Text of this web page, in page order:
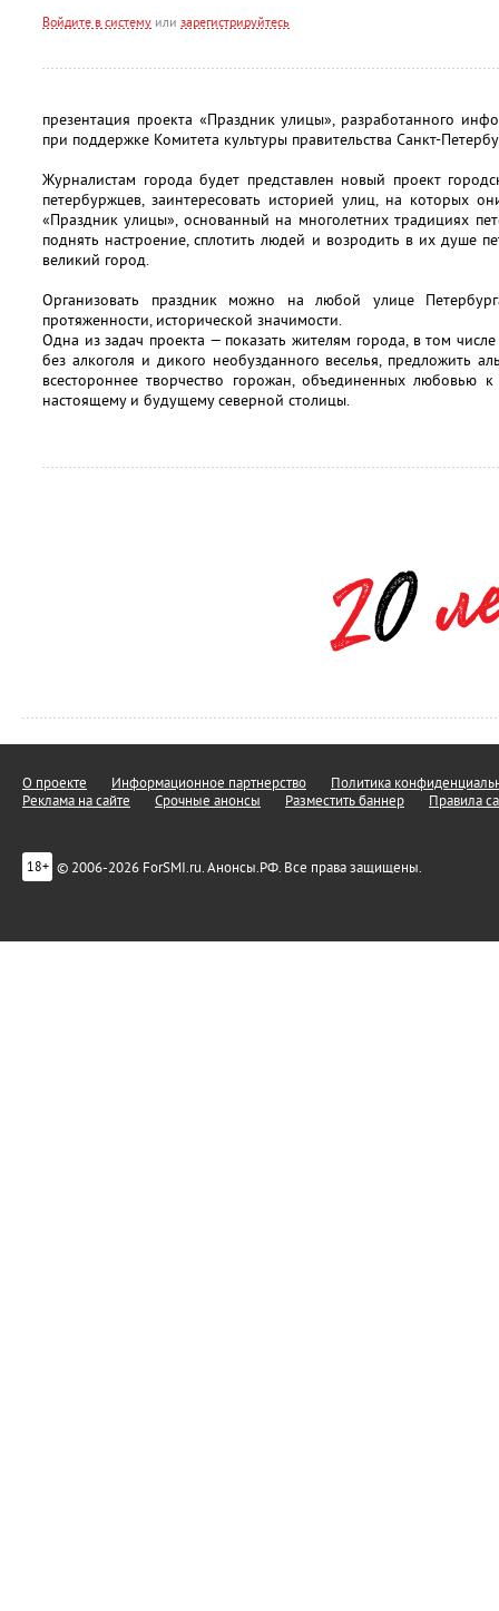
Войдите в систему или зарегистрируйтесь
презентация проекта «Праздник улицы», разработанного
при поддержке Комитета культуры правительства Санкт-
Журналистам города будет представлен новый проект
петербуржцев, заинтересовать историей улиц, на которых
«Праздник улицы», основанный на многолетних традициях
поднять настроение, сплотить людей и возродить в их душе
великий город.
Организовать праздник можно на любой улице
протяженности, исторической значимости.
Одна из задач проекта — показать жителям города, в том
без алкоголя и дикого необузданного веселья, предложить
всестороннее творчество горожан, объединенных любовью
настоящему и будущему северной столицы.
О проекте Информационное партнерство
Политика
Реклама на сайте
Срочные анонсы Разместить баннер Правила
18+ © 2006-2026 ForSMI.ru. Анонсы.РФ. Все права защищены.